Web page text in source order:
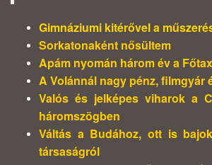
Gimnáziumi kitérővel a
Sorkatonaként nősültem
Apám nyomán három év a
A Volánnál nagy pénz, filmgyár
Valós és jelképes viharok a
háromszögben
Váltás a Budához, ott is
társaságról